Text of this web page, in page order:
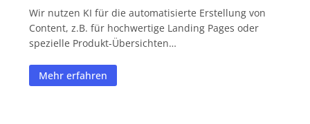
Wir nutzen KI für die automatisierte Erstellung von
Content, z.B. für hochwertige Landing Pages oder
spezielle Produkt-Übersichten…
Mehr erfahren